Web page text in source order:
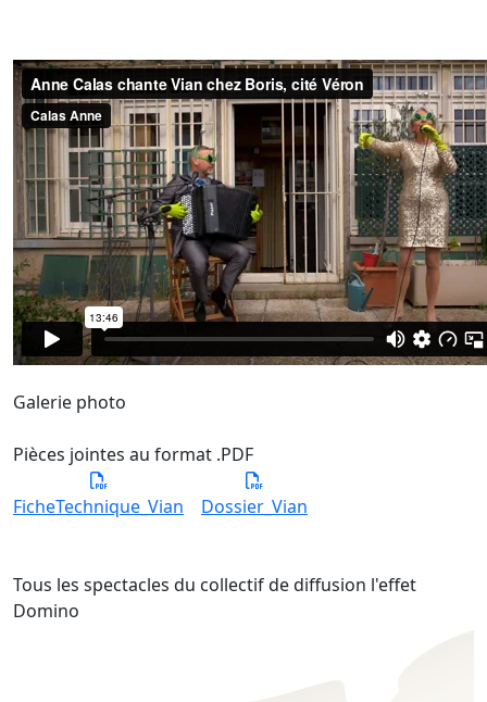
Galerie photo
Pièces jointes au format .PDF
FicheTechnique_Vian Dossier_Vian
Tous les spectacles du collectif de diffusion l'effet
Domino